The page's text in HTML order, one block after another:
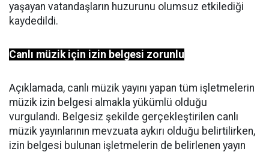
yaşayan vatandaşların huzurunu olumsuz etkilediği
kaydedildi.
Canlı müzik için izin belgesi zorunlu
Açıklamada, canlı müzik yayını yapan tüm işletmelerin
müzik izin belgesi almakla yükümlü olduğu
vurgulandı. Belgesiz şekilde gerçekleştirilen canlı
müzik yayınlarının mevzuata aykırı olduğu belirtilirken,
izin belgesi bulunan işletmelerin de belirlenen yayın